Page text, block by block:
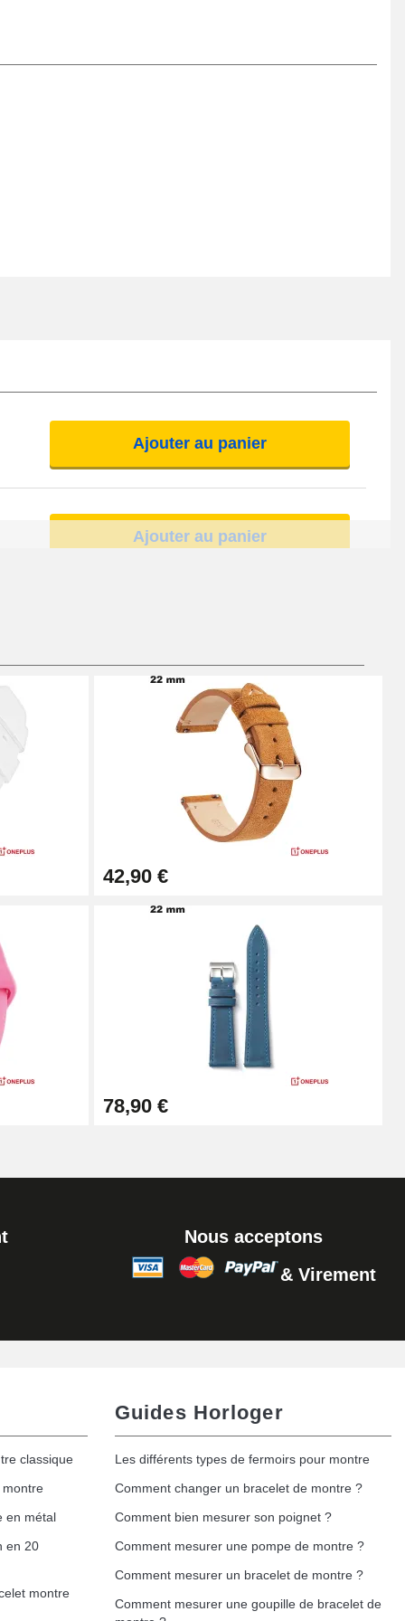
Ajouter au panier
Ajouter au panier
Ajouter au panier
Ajouter au panier
Ajouter au panier
Ajouter au panier
Ajouter au panier
Ajouter au panier
42,90 €
78,90 €
Nous acceptons
& Virement
classique
en métal
en 20
montre
Guides Horloger
Les différents types de fermoirs pour montre
Comment changer un bracelet de montre ?
Comment bien mesurer son poignet ?
Comment mesurer une pompe de montre ?
Comment mesurer un bracelet de montre ?
Comment mesurer une goupille de bracelet de